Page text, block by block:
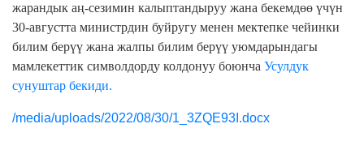
жарандык аң-сезимин калыптандыруу жана бекемдөө үчүн
30-августта министрдин буйругу менен мектепке чейинки
билим берүү жана жалпы билим берүү уюмдарындагы
мамлекеттик символдорду колдонуу боюнча Усулдук
сунуштар бекиди.
/media/uploads/2022/08/30/1_3ZQE93I.docx